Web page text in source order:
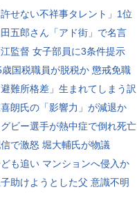
許せない不祥事タレント」1位
五郎さん「アド街」で名言
監督 女子部員に3条件提示
歳国税職員が脱税か 懲戒免職
避難所格差」生まれてしまう訳
朗氏の「影響力」が減退か
ビー選手が熱中症で倒れ死亡
で激怒 堀大輔氏が物議
も追い マンションへ侵入か
助けようとした父 意識不明